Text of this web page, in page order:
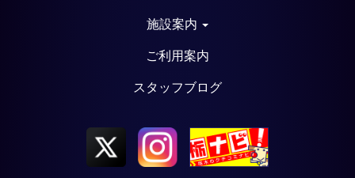
施設案内
ご利用案内
スタッフブログ